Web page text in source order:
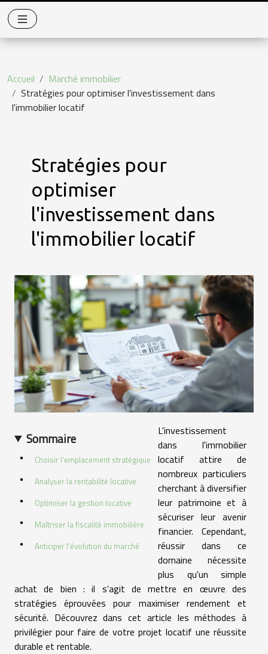
Accueil
Marché immobilier
Stratégies pour optimiser l'investissement dans
l'immobilier locatif
Stratégies pour
optimiser
l'investissement dans
l'immobilier locatif
Sommaire
Choisir l’emplacement stratégique
Analyser la rentabilité locative
Optimiser la gestion locative
Maîtriser la fiscalité immobilière
Anticiper l’évolution du marché
L'investissement
dans l'immobilier
locatif attire de
nombreux particuliers
cherchant à diversifier
leur patrimoine et à
sécuriser leur avenir
financier. Cependant,
réussir dans ce
domaine nécessite
plus qu'un simple
achat de bien : il s'agit de mettre en œuvre des
stratégies éprouvées pour maximiser rendement et
sécurité. Découvrez dans cet article les méthodes à
privilégier pour faire de votre projet locatif une réussite
durable et rentable.